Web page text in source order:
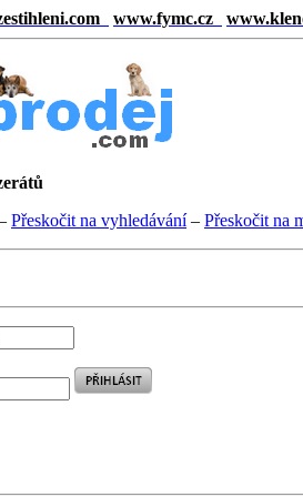
www.fymc.cz
Přeskočit na vyhledávání– Přeskočit na